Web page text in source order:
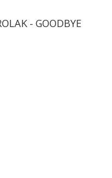
- GOODBYE